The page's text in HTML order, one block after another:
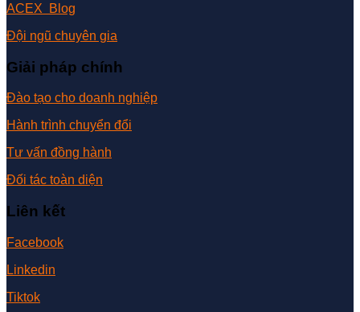
ACEX Blog
Đội ngũ chuyên gia
Giải pháp chính
Đào tạo cho doanh nghiệp
Hành trình chuyển đổi
Tư vấn đồng hành
Đối tác toàn diện
Liên kết
Facebook
Linkedin
Tiktok